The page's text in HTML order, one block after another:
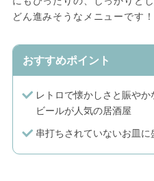
どん進みそうなメニューです！
おすすめポイント
レトロで懐かしさと賑や
ビールが人気の居酒屋
串打ちされていないお皿